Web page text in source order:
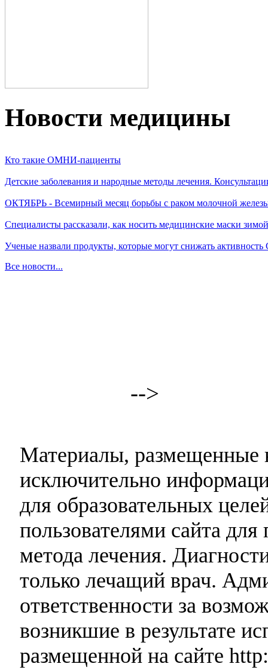
Новости медицины
Кто такие ОМНИ-пациенты
Детские заболевания и народные методы лечения.
ОКТЯБРЬ - Всемирный месяц борьбы с раком молочной
Специалисты рассказали, как носить медицинские маски зимой
Ученые назвали продукты, которые могут снижать
Все новости...
-->
Материалы, размещенные
исключительно
для образовательных
пользователями сайта
метода лечения.
только лечащий врач.
ответственности за
возникшие в результате
размещенной на сайте